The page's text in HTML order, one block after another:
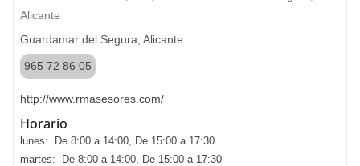
Alicante
Guardamar del Segura, Alicante
965 72 86 05
http://www.rmasesores.com/
Horario
lunes: De 8:00 a 14:00, De 15:00 a 17:30
martes: De 8:00 a 14:00, De 15:00 a 17:30